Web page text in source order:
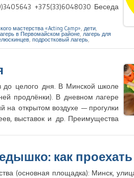
+375(33)6048030 Беседа
мастерства «Acting Camp» дети
в Первомайском районе, лагерь для
подростковый лагерь
до целого дня. В Минской школе
продлёнки). В дневном лагере
на открытом воздухе — прогулки
выставок и др. Преимущества
как проехать
(основная площадка): Минск,